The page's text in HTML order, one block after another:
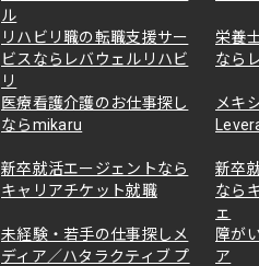
ル
リハビリ職の転職支援サー
ビスならレバウェルリハビ
リ
栄養
なら
医療看護介護のお仕事探し
ならmikaru
メキ
新卒就活エージェントなら
キャリアチケット就職
新卒
なら
ェ
未経験・若手の仕事探しメ
ディア／ハタラクティブ プ
障が
ア